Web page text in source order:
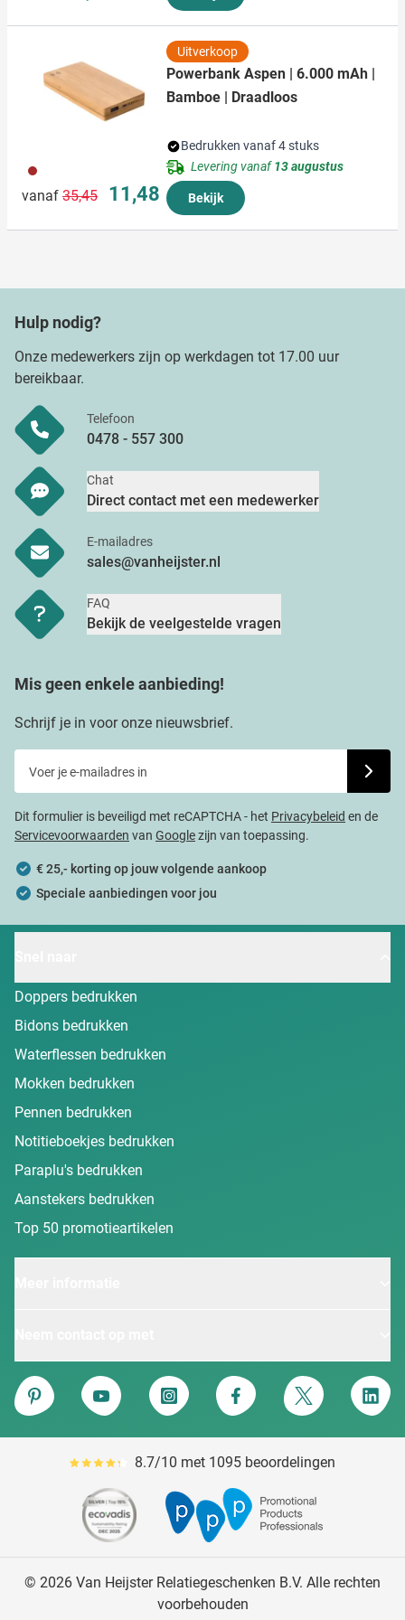
011
vanaf Normale prijs
35,45 Speciale prijs
11,48
Uitverkoop
Powerbank Aspen | 6.000 mAh |
Bamboe | Draadloos
Bedrukken vanaf 4 stuks
Levering vanaf13 augustus
Bekijk
Hulp nodig?
Onze medewerkers zijn op werkdagen tot 17.00 uur
bereikbaar.
Telefoon
0478 - 557 300
Chat
Direct contact met een medewerker
E-mailadres
sales@vanheijster.nl
FAQ
Bekijk de veelgestelde vragen
Mis geen enkele aanbieding!
Schrijf je in voor onze nieuwsbrief.
Dit formulier is beveiligd met reCAPTCHA - het Privacybeleid en de
Servicevoorwaarden van Googlezijn van toepassing.
€ 25,- korting op jouw volgende aankoop
Speciale aanbiedingen voor jou
Doppers bedrukken
Bidons bedrukken
Waterflessen bedrukken
Mokken bedrukken
Pennen bedrukken
Notitieboekjes bedrukken
Paraplu's bedrukken
Aanstekers bedrukken
Top 50 promotieartikelen
Van Heijster
Pinterest
YouTube Instagram Facebook Twitter
Gemiddeld reviewpercentage is 87
8.7/10 met 1095 beoordelingen
© 2026 Van Heijster Relatiegeschenken B.V. Alle rechten
voorbehouden